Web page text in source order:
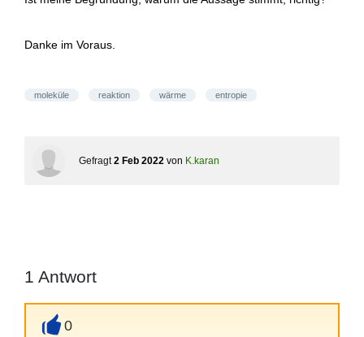
Danke im Voraus.
moleküle reaktion wärme entropie
Gefragt 2 Feb 2022 von K.karan
1 Antwort
0